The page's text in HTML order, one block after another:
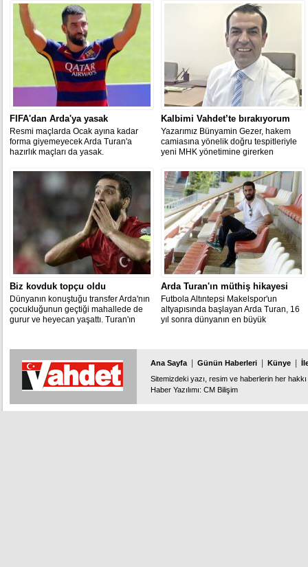
FIFA'dan Arda'ya yasak
Resmi maçlarda Ocak ayına kadar
forma giyemeyecek Arda Turan'a
hazırlık maçları da yasak.
Kalbimi Vahdet’te bırakıyorum
Yazarımız Bünyamin Gezer, hakem
camiasına yönelik doğru tespitleriyle
yeni MHK yönetimine girerken
Gezer, “Bu zorunluluktan dolayı büyük
üzüntü duydum. Ama gönlüm, her
zaman Vahdet camiasıyla birlikte
olacak” dedi.
Biz kovduk topçu oldu
Dünyanın konuştuğu transfer Arda'nın
çocukluğunun geçtiği mahallede de
gurur ve heyecan yaşattı. Turan'ın
diye. Bizim kovmamızdan bir kulübe
kayıt oldu, topçu oldu" dedi.
Arda Turan'ın müthiş hikayesi
Futbola Altıntepsi Makelspor'un
altyapısında başlayan Arda Turan, 16
yıl sonra dünyanın en büyük
Ana Sayfa Günün Haberleri Künye
Sitemizdeki yazı, resim ve haberlerin her
Haber Yazılımı: CM Bilişim